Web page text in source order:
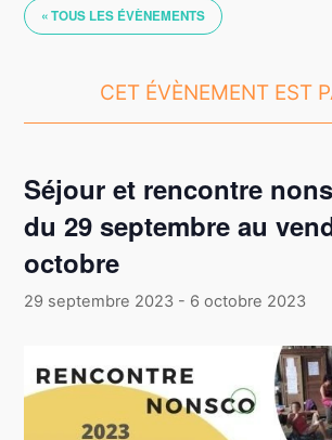
« TOUS LES ÉVÈNEMENTS
CET ÉVÈNEMENT EST
Séjour et rencontre
du 29 septembre au
octobre
29 septembre 2023 - 6 octobre 2023